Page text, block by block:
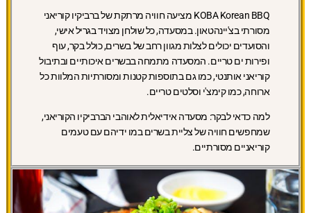
KOBA Korean BBQ מציעה חוויה מרתקת של ברביקיו קוריאני
מסורתי בצ'יינהטאון. במסעדה, כל שולחן מצויד בגריל אישי,
והסועדים יכולים לצלות מגוון רחב של בשרים, כולל בקר, עוף
ופירות ים טריים. המסעדה מתמחה בבשרים איכותיים ובתיבול
קוריאני אותנטי, כמו גם בתוספות קטנות ומסורתיות המלוות כל
ארוחה, כמו קימצ'י וסלטים טריים.
למה כדאי לבקר: מסעדה אידיאלית לאוהבי הברביקיו הקוריאני,
שמחפשים חוויה של צליית בשרים במו ידיהם עם טעמים
קוריאניים מסורתיים.